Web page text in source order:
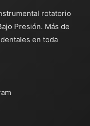
rotatorio
Presión. Más de
en toda